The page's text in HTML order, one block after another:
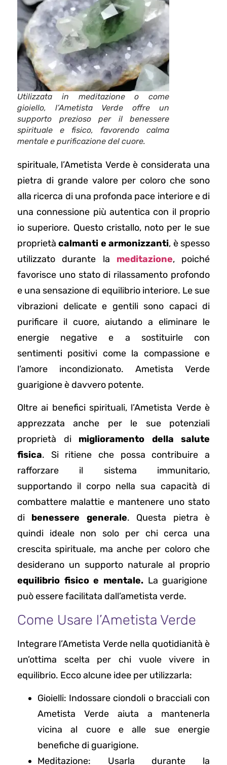
Utilizzata in meditazione o come
gioiello, l’Ametista Verde offre un
supporto prezioso per il benessere
spirituale e fisico, favorendo calma
mentale e purificazione del cuore.
spirituale, l’Ametista Verde è considerata una
pietra di grande valore per coloro che sono
alla ricerca di una profonda pace interiore e di
una connessione più autentica con il proprio
io superiore. Questo cristallo, noto per le sue
proprietàcalmanti e armonizzanti, è spesso
utilizzato durante la meditazione, poiché
favorisce uno stato di rilassamento profondo
e una sensazione di equilibrio interiore. Le sue
vibrazioni delicate e gentili sono capaci di
purificare il cuore, aiutando a eliminare le
energie negative e a sostituirle con
sentimenti positivi come la compassione e
l’amore incondizionato. Ametista Verde
guarigione è davvero potente.
Oltre ai benefici spirituali, l’Ametista Verde è
apprezzata anche per le sue potenziali
proprietà di miglioramento della salute
fisica. Si ritiene che possa contribuire a
rafforzare il sistema immunitario,
supportando il corpo nella sua capacità di
combattere malattie e mantenere uno stato
di benessere generale. Questa pietra è
quindi ideale non solo per chi cerca una
crescita spirituale, ma anche per coloro che
desiderano un supporto naturale al proprio
equilibrio fisico e mentale. La guarigione
può essere facilitata dall’ametista verde.
Come Usare l’Ametista Verde
Integrare l’Ametista Verde nella quotidianità è
un’ottima scelta per chi vuole vivere in
equilibrio. Ecco alcune idee per utilizzarla:
Gioielli: Indossare ciondoli o bracciali con
Ametista Verde aiuta a mantenerla
vicina al cuore e alle sue energie
benefiche di guarigione.
Meditazione: Usarla durante la